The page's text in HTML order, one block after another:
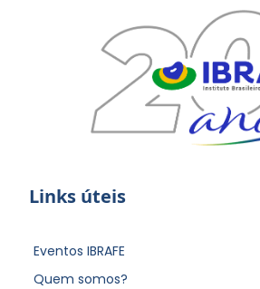
Links úteis
Eventos IBRAFE
Quem somos?